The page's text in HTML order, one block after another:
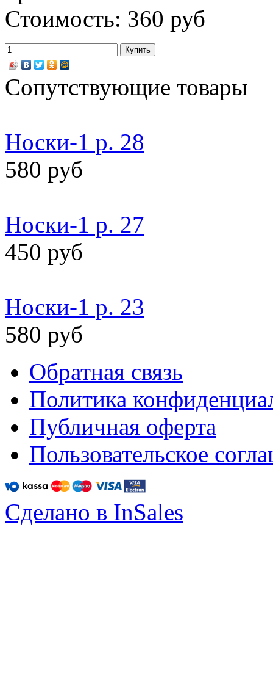
Стоимость: 360 руб
Сопутствующие товары
Носки-1 р. 28
580 руб
Носки-1 р. 27
450 руб
Носки-1 р. 23
580 руб
Обратная связь
Политика
Публичная оферта
Пользовательское
Сделано в InSales